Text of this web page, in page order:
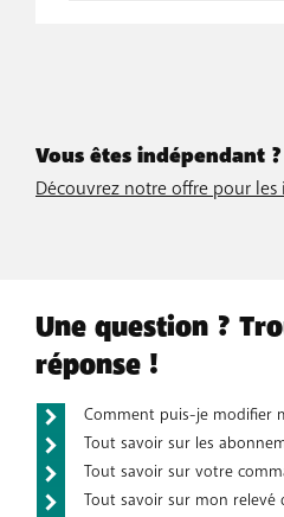
Vous êtes indépendant ?
Découvrez notre offre pour
Une question ?
réponse !
Comment puis-je modifier
Tout savoir sur les
Tout savoir sur votre
Tout savoir sur mon relevé